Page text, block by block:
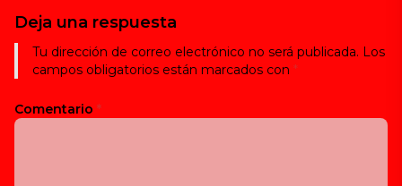
Deja una respuesta
Tu dirección de correo electrónico no será publicada. Los
campos obligatorios están marcados con *
Comentario *